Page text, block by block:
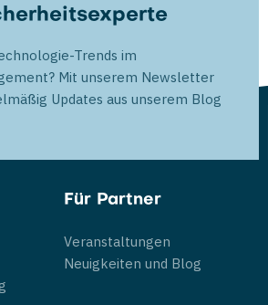
Trends im
Mit unserem Newsletter
Updates aus unserem Blog
Für Partner
Veranstaltungen
Neuigkeiten und Blog